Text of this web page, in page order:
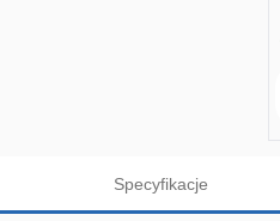
Specyfikacje